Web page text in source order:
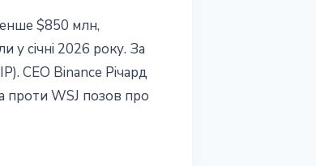
$850 млн,
у січні 2026 року. За
CEO Binance Річард
проти WSJ позов про